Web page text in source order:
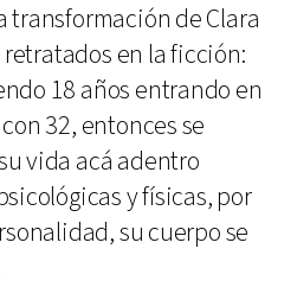
de Clara
retratados en la ficción:
18 años entrando en
32, entonces se
vida acá adentro
y físicas, por
su cuerpo se